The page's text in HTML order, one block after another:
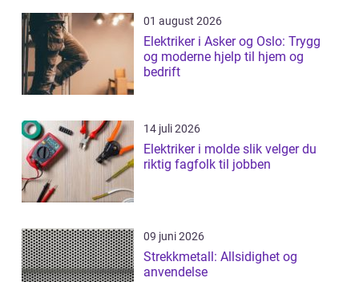
01 august 2026
Elektriker i Asker og Oslo: Trygg
og moderne hjelp til hjem og
bedrift
14 juli 2026
Elektriker i molde slik velger du
riktig fagfolk til jobben
09 juni 2026
Strekkmetall: Allsidighet og
anvendelse